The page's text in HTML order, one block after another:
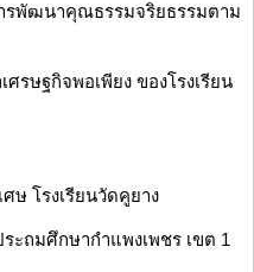
ารพัฒนาคุณธรรมจริยธรรมตาม
รษฐกิจพอเพียง ของโรงเรียน
ษ โรงเรียนวัดคูยาง
ะถมศึกษากำแพงเพชร เขต 1